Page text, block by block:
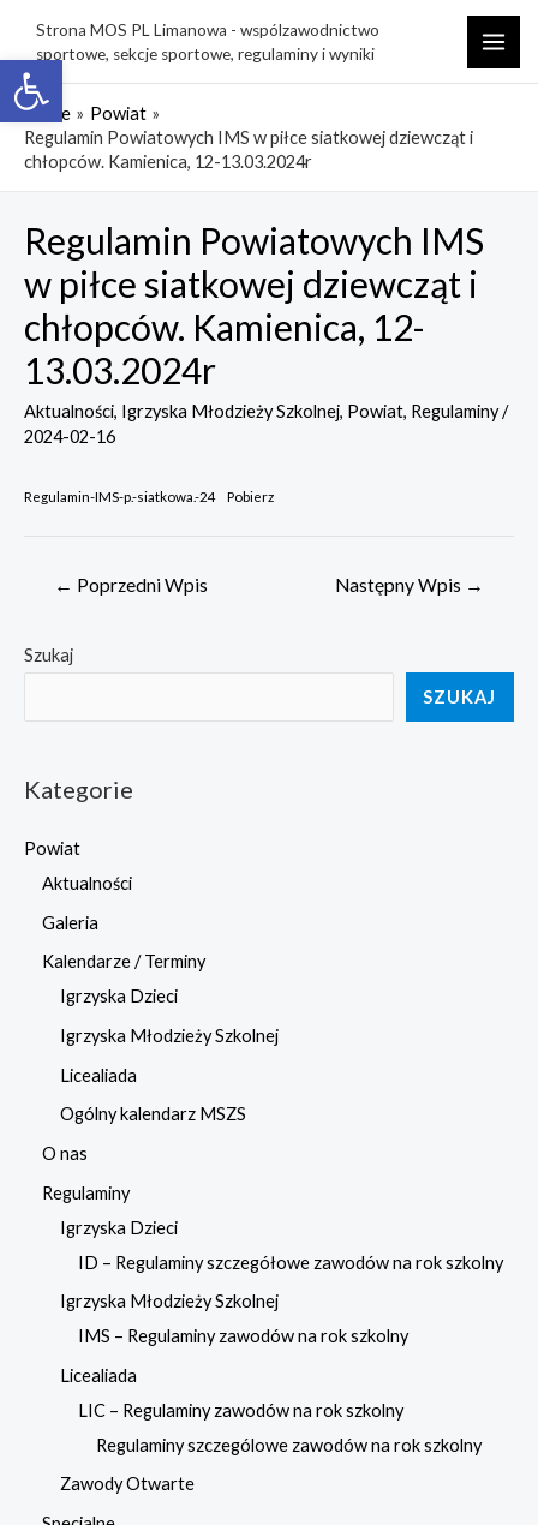
Open toolbar
content
Strona MOS PL Limanowa - wspólzawodnictwo
sportowe, sekcje sportowe, regulaminy i wyniki
Home
Powiat
Regulamin Powiatowych IMS w piłce siatkowej dziewcząt i
chłopców. Kamienica, 12-13.03.2024r
Regulamin Powiatowych IMS
w piłce siatkowej dziewcząt i
chłopców. Kamienica, 12-
13.03.2024r
Aktualności, Igrzyska Młodzieży Szkolnej, Powiat, Regulaminy/
2024-02-16
Regulamin-IMS-p.-siatkowa.-24 Pobierz
Nawigacja
← Poprzedni Wpis Następny Wpis →
Szukaj
SZUKAJ
Kategorie
Powiat
Aktualności
Galeria
Kalendarze / Terminy
Igrzyska Dzieci
Igrzyska Młodzieży Szkolnej
Licealiada
Ogólny kalendarz MSZS
O nas
Regulaminy
Igrzyska Dzieci
ID – Regulaminy szczegółowe zawodów na rok szkolny
Igrzyska Młodzieży Szkolnej
IMS – Regulaminy zawodów na rok szkolny
Licealiada
LIC – Regulaminy zawodów na rok szkolny
Regulaminy szczególowe zawodów na rok szkolny
Zawody Otwarte